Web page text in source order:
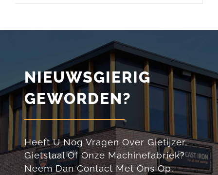
NIEUWSGIERIG
GEWORDEN?
Heeft U Nog Vragen Over Gietijzer,
Gietstaal Of Onze Machinefabriek?
Neem Dan Contact Met Ons Op.